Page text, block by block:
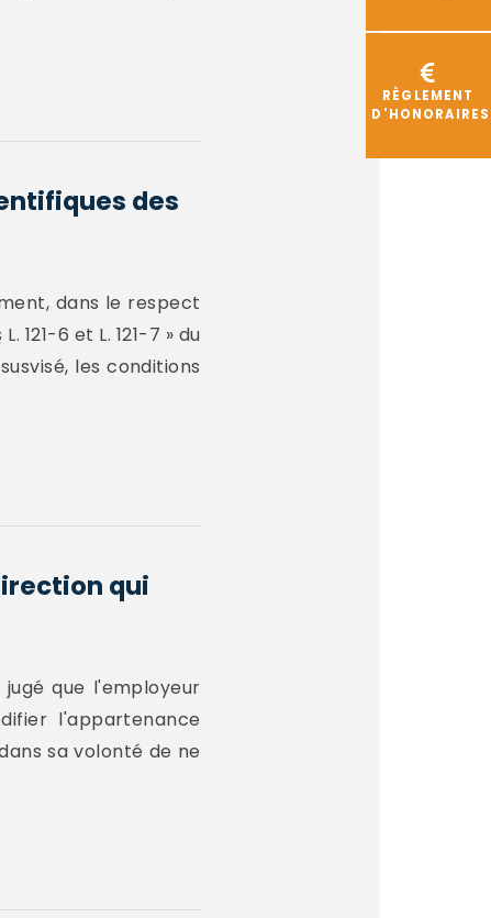
RÈGLEMENT
D'HONORAIRES
des
dans le respect
6 et L. 121-7 » du
les conditions
qui
que l'employeur
l'appartenance
sa volonté de ne